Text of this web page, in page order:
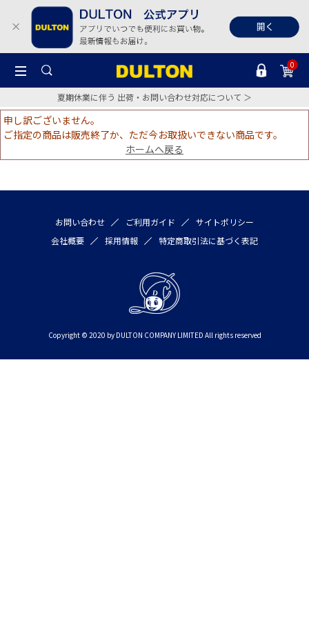
0
夏期休業に伴う 出荷・お問い合わせ対応について ＞
申し訳ございません。
ご指定の商品は販売終了か、ただ今お取扱いできない商品です。
ホームへ戻る
お問い合わせ ご利用ガイド
サイトポリシー
会社概要
採用情報 特定商取引法に基づく表記
Copyright © 2020 by DULTON COMPANY LIMITED All rights reserved